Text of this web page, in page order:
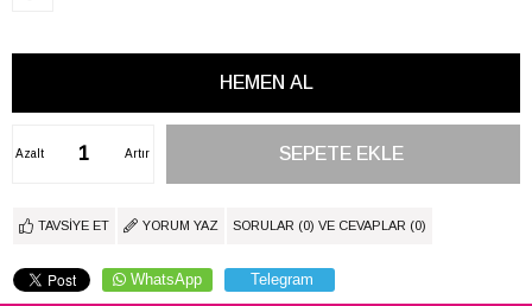
Artır
Azalt
TAVSIYE ET YORUM YAZ SORULAR (0) VE CEVAPLAR (0)
WhatsApp Telegram